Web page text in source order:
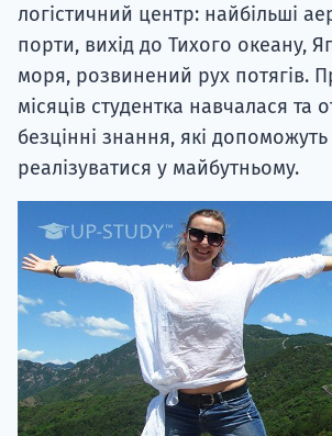
логістичний центр: найбільші
порти, вихід до Тихого океану,
моря, розвинений рух потягів.
місяців студентка навчалася та
безцінні знання, які допоможуть
реалізуватися у майбутньому.